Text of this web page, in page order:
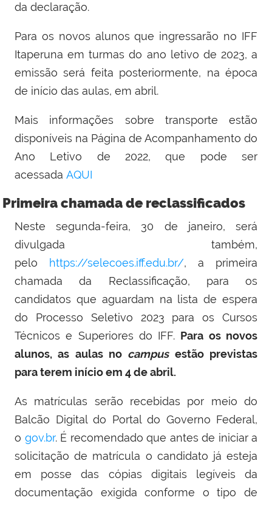
da declaração.
Para os novos alunos que ingressarão no IFF
Itaperuna em turmas do ano letivo de 2023, a
emissão será feita posteriormente, na época
de início das aulas, em abril.
Mais informações sobre transporte estão
disponíveis na Página de Acompanhamento do
Ano Letivo de 2022, que pode ser
acessada AQUI
Primeira chamada de reclassificados
Neste segunda-feira, 30 de janeiro, será
divulgada também,
pelo https://selecoes.iff.edu.br/, a primeira
chamada da Reclassificação, para os
candidatos que aguardam na lista de espera
do Processo Seletivo 2023 para os Cursos
Técnicos e Superiores do IFF. Para os novos
alunos, as aulas no campusestão previstas
para terem início em 4 de abril.
As matrículas serão recebidas por meio do
Balcão Digital do Portal do Governo Federal,
o gov.br. É recomendado que antes de iniciar a
solicitação de matrícula o candidato já esteja
em posse das cópias digitais legíveis da
documentação exigida conforme o tipo de